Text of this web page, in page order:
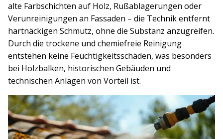
alte Farbschichten auf Holz, Rußablagerungen oder
Verunreinigungen an Fassaden – die Technik entfernt
hartnäckigen Schmutz, ohne die Substanz anzugreifen.
Durch die trockene und chemiefreie Reinigung
entstehen keine Feuchtigkeitsschäden, was besonders
bei Holzbalken, historischen Gebäuden und
technischen Anlagen von Vorteil ist.